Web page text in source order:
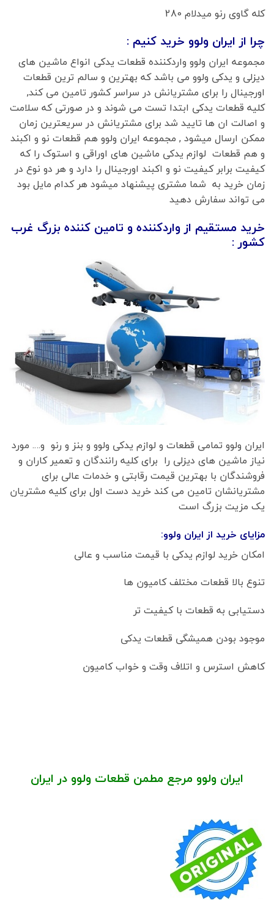
کله گاوی رنو میدلام 280
چرا از ایران ولوو خرید کنیم :
مجموعه ایران ولوو واردکننده قطعات یدکی انواع ماشین های
دیزلی و یدکی ولوو می باشد که بهترین و سالم ترین قطعات
اورجینال را برای مشتریانش در سراسر کشور تامین می کند,
کلیه قطعات یدکی ابتدا تست می شوند و در صورتی که سلامت
و اصالت ان ها تایید شد برای مشتریانش در سریعترین زمان
ممکن ارسال میشود , مجموعه ایران ولوو هم قطعات نو و اکبند
و هم قطعات لوازم یدکی ماشین های اوراقی و استوک را که
کیفیت برابر کیفیت نو و اکبند اورجینال را دارد و هر دو نوع در
زمان خرید به شما مشتری پیشنهاد میشود هر کدام مایل بود
می تواند سفارش دهید
خرید مستقیم از واردکننده و تامین کننده بزرگ غرب
کشور :
ایران ولوو تمامی قطعات و لوازم یدکی ولوو و بنز و رنو و…. مورد
نیاز ماشین های دیزلی را برای کلیه رانندگان و تعمیر کاران و
فروشندگان با بهترین قیمت رقابتی و خدمات عالی برای
مشتریانشان تامین می کند خرید دست اول برای کلیه مشتریان
یک مزیت بزرگ است
مزایای خرید از ایران ولوو:
امکان خرید لوازم یدکی با قیمت مناسب و عالی
تنوع بالا قطعات مختلف کامیون ها
دستیابی به قطعات با کیفیت تر
موجود بودن همیشگی قطعات یدکی
کاهش استرس و اتلاف وقت و خواب کامیون
ایران ولوو مرجع مطمن قطعات ولوو در ایران